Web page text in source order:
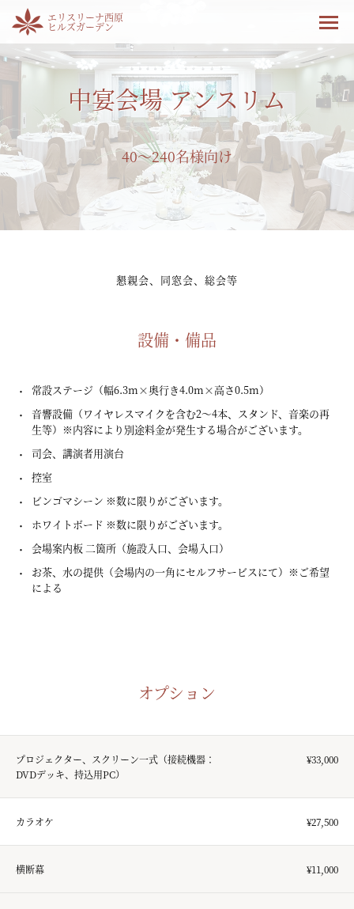
エリスリーナ西原
ヒルズガーデン
中宴会場 アンスリム
40～240名様向け
懇親会、同窓会、総会等
設備・備品
常設ステージ（幅6.3m×奥行き4.0m×高さ0.5m）
音響設備（ワイヤレスマイクを含む2～4本、スタンド、音楽の再
生等） ※内容により別途料金が発生する場合がございます。
司会、講演者用演台
控室
ビンゴマシーン ※数に限りがございます。
ホワイトボード ※数に限りがございます。
会場案内板 二箇所（施設入口、会場入口）
お茶、水の提供（会場内の一角にセルフサービスにて） ※ご希望
による
オプション
プロジェクター、スクリーン一式（接続機器：
DVDデッキ、持込用PC）
¥33,000
カラオケ ¥27,500
横断幕 ¥11,000